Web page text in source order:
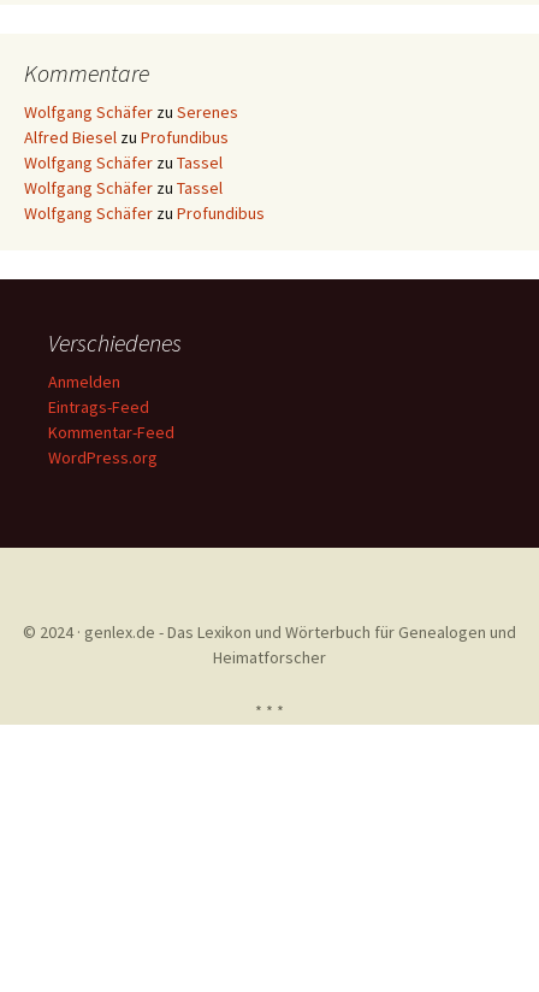
Kommentare
Wolfgang Schäfer zu Serenes
Alfred Biesel zu Profundibus
Wolfgang Schäfer zu Tassel
Wolfgang Schäfer zu Tassel
Wolfgang Schäfer zu Profundibus
Verschiedenes
Anmelden
Eintrags-Feed
Kommentar-Feed
WordPress.org
© 2024 · genlex.de - Das Lexikon und Wörterbuch für Genealogen und
Heimatforscher
* * *